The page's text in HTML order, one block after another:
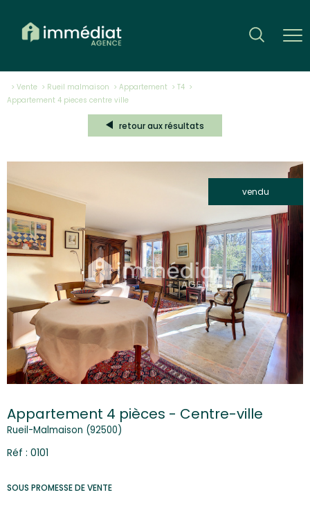
Vente Rueil malmaison Appartement
T4
appartement 4 pieces centre ville
retour aux résultats
vendu
Appartement 4 pièces - Centre-ville
Rueil-Malmaison (92500)
Réf : 0101
SOUS PROMESSE DE VENTE